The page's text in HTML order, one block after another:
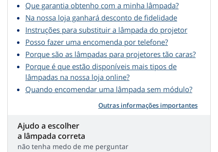
Que garantia obtenho com a minha lâmpada?
Na nossa loja ganhará desconto de fidelidade
Instruções para substituir a lâmpada do projetor
Posso fazer uma encomenda por telefone?
Porque são as lâmpadas para projetores tão caras?
Porque é que estão disponíveis mais tipos de
lâmpadas na nossa loja online?
Quando encomendar uma lâmpada sem módulo?
Outras informações importantes
Ajudo a escolher
a lâmpada correta
não tenha medo de me perguntar